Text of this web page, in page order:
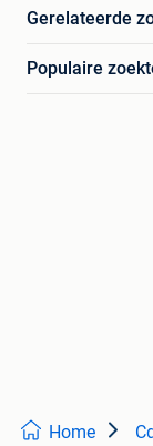
Gerelateerde
Populaire
Home